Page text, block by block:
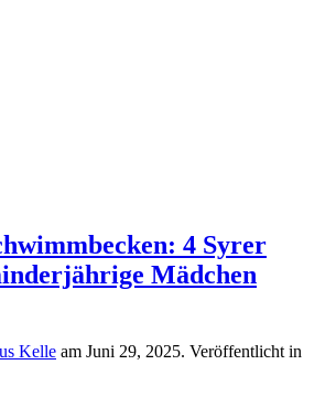
4 Syrer
Mädchen
Kelle am Juni 29, 2025. Veröffentlicht in